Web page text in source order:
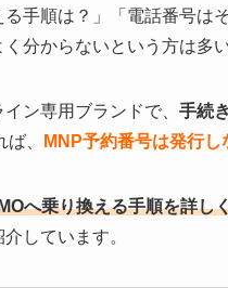
る手順は？」「電話番号は
分からないという方は多
ン専用ブランドで、 手続
、
MNP予約番号は発行
へ乗り換える手順を詳し
しています。